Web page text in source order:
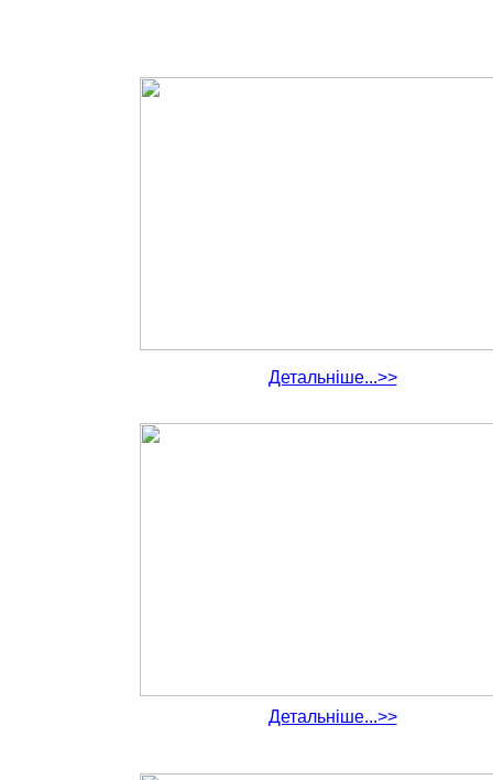
Детальніше...>>
Детальніше...>>